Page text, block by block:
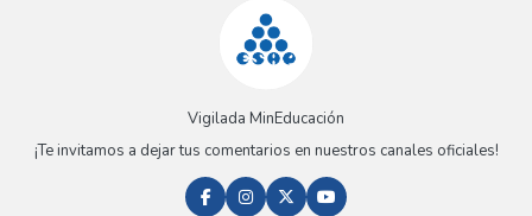
Vigilada MinEducación
¡Te invitamos a dejar tus comentarios en nuestros canales oficiales!